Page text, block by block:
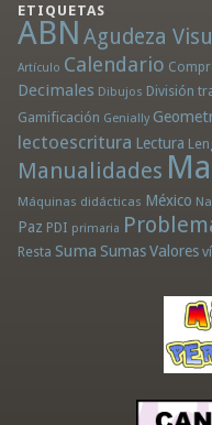
ETIQUETAS
ABN Agudeza
Artículo Calendario
Decimales Dibujos División
Gamificación Genially
lectoescritura Lectura
Manualidades
Máquinas didácticas México
Paz PDI primaria
Resta Suma Sumas Valores